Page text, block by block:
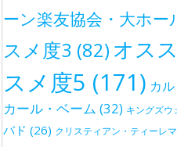
ーン楽友協会・大ホー
スメ度3 (82) オス
スメ度5 (171) カ
カール・ベーム (32) キングズウ
バド (26) クリスティアン・ティーレ